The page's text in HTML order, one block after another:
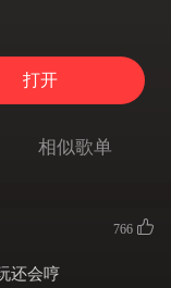
打开
相似歌单
766
还会哼